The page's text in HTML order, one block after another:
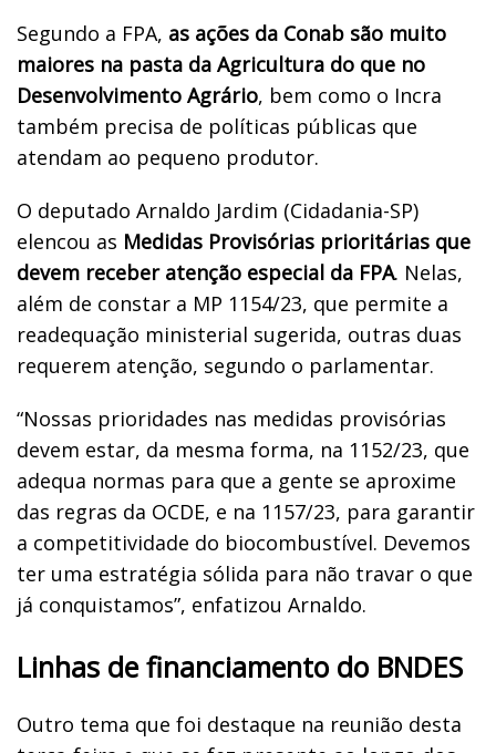
Segundo a FPA, as ações da Conab são muito
maiores na pasta da Agricultura do que no
Desenvolvimento Agrário, bem como o Incra
também precisa de políticas públicas que
atendam ao pequeno produtor.
O deputado Arnaldo Jardim (Cidadania-SP)
elencou as Medidas Provisórias prioritárias que
devem receber atenção especial da FPA. Nelas,
além de constar a MP 1154/23, que permite a
readequação ministerial sugerida, outras duas
requerem atenção, segundo o parlamentar.
“Nossas prioridades nas medidas provisórias
devem estar, da mesma forma, na 1152/23, que
adequa normas para que a gente se aproxime
das regras da OCDE, e na 1157/23, para garantir
a competitividade do biocombustível. Devemos
ter uma estratégia sólida para não travar o que
já conquistamos”, enfatizou Arnaldo.
Linhas de financiamento do BNDES
Outro tema que foi destaque na reunião desta